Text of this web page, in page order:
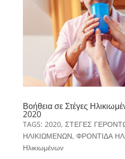
Βοήθεια σε Στέγες
2020
TAGS: 2020, ΣΤΕΓΕΣ
ΗΛΙΚΙΩΜΕΝΩΝ, ΦΡΟΝΤΙΔΑ
Ηλικιωμένων